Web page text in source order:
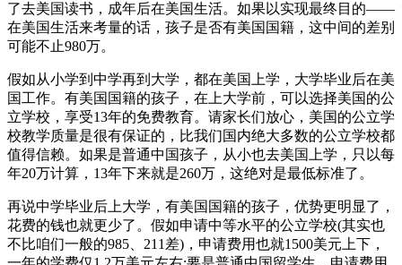
了去美国读书，成年后在美国生活。如果以实现最终目的——
在美国生活来考量的话，孩子是否有美国国籍，这中间的差别
可能不止980万。
假如从小学到中学再到大学，都在美国上学，大学毕业后在美
国工作。有美国国籍的孩子，在上大学前，可以选择美国的公
立学校，享受13年的免费教育。请家长们放心，美国的公立学
校教学质量是很有保证的，比我们国内绝大多数的公立学校都
值得信赖。如果是普通中国孩子，从小也去美国上学，只以每
年20万计算，13年下来就是260万，这绝对是最低标准了。
再说中学毕业后上大学，有美国国籍的孩子，优势更明显了，
花费的钱也就更少了。假如申请中等水平的公立学校(其实也
不比咱们一般的985、211差)，申请费用也就1500美元上下，